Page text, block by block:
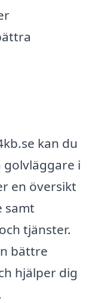
kan du
i
en översikt
samt
tjänster.
bättre
hjälper dig